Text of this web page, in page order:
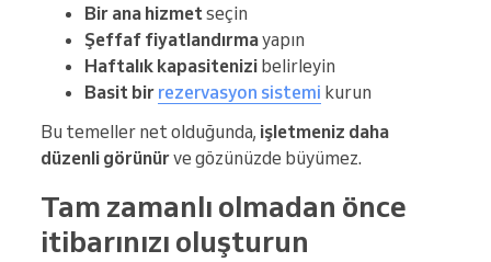
Bir ana hizmetseçin
Şeffaf fiyatlandırmayapın
Haftalık kapasitenizi belirleyin
Basit bir rezervasyon sistemi kurun
Bu temeller net olduğunda, işletmeniz daha
düzenli görünürve gözünüzde büyümez.
Tam zamanlı olmadan önce
itibarınızı oluşturun